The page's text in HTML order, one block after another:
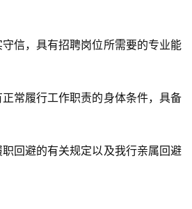
守信，具有招聘岗位所需要的专业能
正常履行工作职责的身体条件，具备
职回避的有关规定以及我行亲属回避